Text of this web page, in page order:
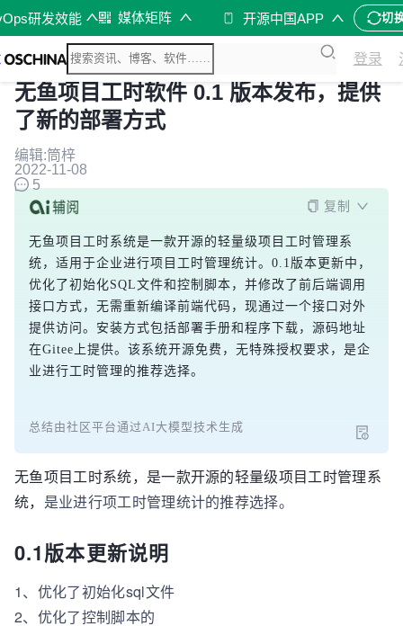
研发效能 媒体矩阵 开源中国APP 切
登录
无鱼项目工时软件 0.1 版本发布，提供
了新的部署方式
编辑:筒梓
2022-11-08
5
复制
无鱼项目工时系统是一款开源的轻量级项目工时管理系
统，适用于企业进行项目工时管理统计。0.1版本更新中，
优化了初始化SQL文件和控制脚本，并修改了前后端调用
接口方式，无需重新编译前端代码，现通过一个接口对外
提供访问。安装方式包括部署手册和程序下载，源码地址
在Gitee上提供。该系统开源免费，无特殊授权要求，是企
业进行工时管理的推荐选择。
总结由社区平台通过AI大模型技术生成
无鱼项目工时系统，是一款开源的轻量级项目工时管理系
统， 是业进行项工时管理统计的推荐选择。
0.1版本更新说明
1、优化了初始化sql文件
2、优化了控制脚本的